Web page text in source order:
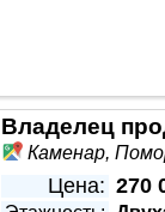
Каменар,
Цена: 270